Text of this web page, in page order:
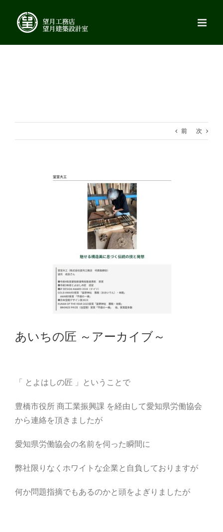
content
前 次
あいちの匠 ～アーカイブ～
「 とよはしの匠 」ということで
豊橋市役所 商工業振興課 を経由して愛知県労働協会
から連絡を頂きましたが
愛知県労働協会の名前を伺った瞬間に
弊社限りなくホワイトな企業と自負しておりますが
何か問題指摘でもあるのかと頭をよぎりましたが